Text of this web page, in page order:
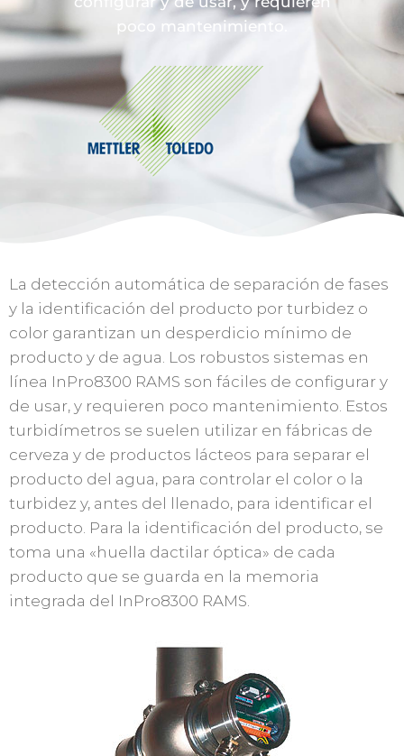
poco mantenimiento.
La detección automática de separación de fases
y la identificación del producto por turbidez o
color garantizan un desperdicio mínimo de
producto y de agua. Los robustos sistemas en
línea InPro8300 RAMS son fáciles de configurar y
de usar, y requieren poco mantenimiento. Estos
turbidímetros se suelen utilizar en fábricas de
cerveza y de productos lácteos para separar el
producto del agua, para controlar el color o la
turbidez y, antes del llenado, para identificar el
producto. Para la identificación del producto, se
toma una «huella dactilar óptica» de cada
producto que se guarda en la memoria
integrada del InPro8300 RAMS.